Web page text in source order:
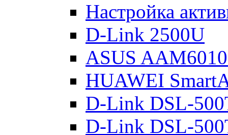
Настройка
D-Link 2500U
ASUS
HUAWEI
D-Link DSL-
D-Link DSL-